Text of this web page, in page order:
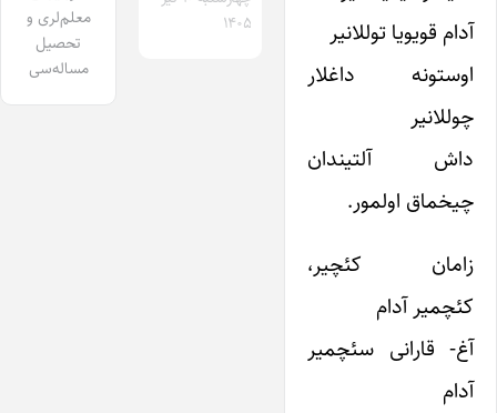
آدام قویویا توللانیر
اوستونه داغلار
چوللانیر
داش آلتیندان
چیخماق اولمور.
زامان کئچیر،
کئچمیر آدام
آغ- قارانی سئچمیر
آدام
۱۴۰۵
معلم‌لری و
تحصیل
مساله‌سی